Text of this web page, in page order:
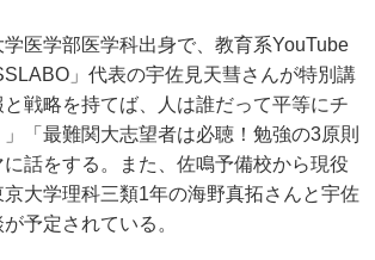
医学部医学科出身で、教育系YouTube
」代表の宇佐見天彗さんが特別講
戦略を持てば、人は誰だって平等にチ
「最難関大志望者は必聴！勉強の3原則
話をする。また、佐鳴予備校から現役
大学理科三類1年の海野真拓さんと宇佐
予定されている。